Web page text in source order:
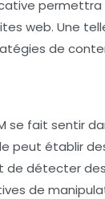
web. Une
de
se fait sentir
peut établir
détecter
de